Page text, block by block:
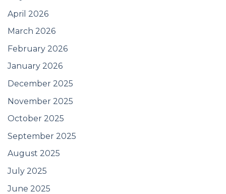
April 2026
March 2026
February 2026
January 2026
December 2025
November 2025
October 2025
September 2025
August 2025
July 2025
June 2025